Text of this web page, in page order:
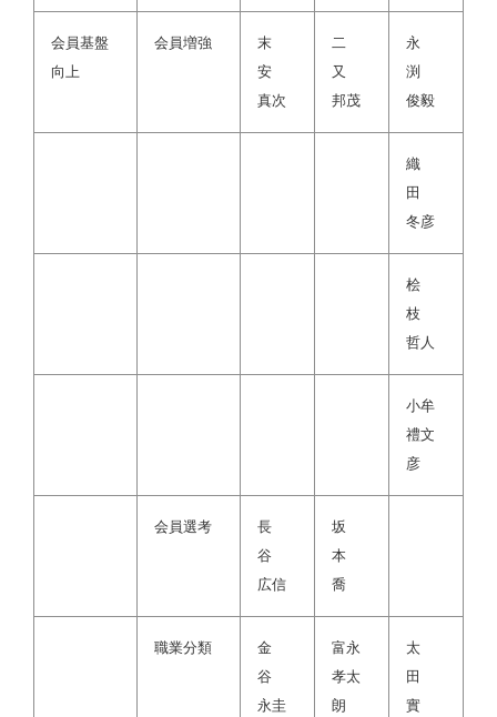
会員基盤
向上
会員増強
末
安
真次
二
又
邦茂
永
渕
俊毅
織
田
冬彦
桧
枝
哲人
小牟
禮文
彦
会員選考
長
谷
広信
坂
本
喬
職業分類
金
谷
永圭
富永
孝太
朗
太
田
實